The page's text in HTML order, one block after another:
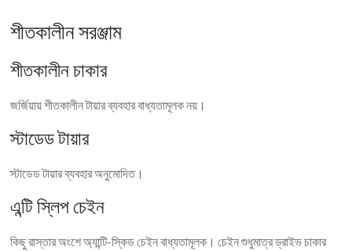
শীতকালীন সরঞ্জাম
শীতকালীন চাকার
জর্জিয়ায় শীতকালীন টায়ার ব্যবহার বাধ্যতামূলক নয়।
স্টাডেড টায়ার
স্টাডেড টায়ার ব্যবহার অনুমোদিত।
এন্টি স্লিপ চেইন
কিছু রাস্তার অংশে অ্যান্টি-স্কিড চেইন বাধ্যতামূলক। চেইন শুধুমাত্র ড্রাইভ চাকার